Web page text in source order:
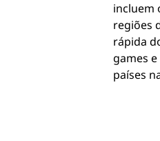
incluem
regiões
rápida
games
países